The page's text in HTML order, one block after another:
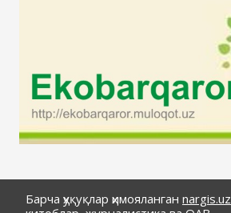
Барча ҳуқуқлар ҳимояланган nargis.uz